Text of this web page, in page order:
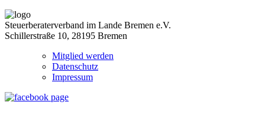
Steuerberaterverband im Lande Bremen e.V.
Schillerstraße 10, 28195 Bremen
Mitglied werden
Datenschutz
Impressum